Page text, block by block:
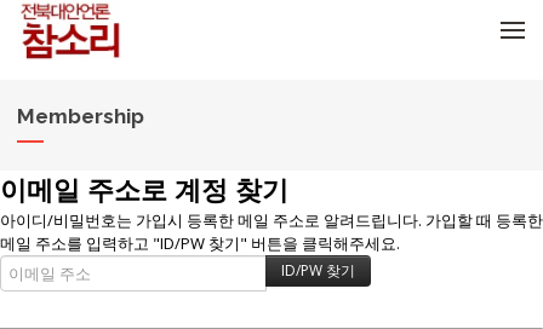
Membership
이메일 주소로 계정 찾기
아이디/비밀번호는 가입시 등록한 메일 주소로 알려드립니다. 가입할 때 등록한
메일 주소를 입력하고 "ID/PW 찾기" 버튼을 클릭해주세요.